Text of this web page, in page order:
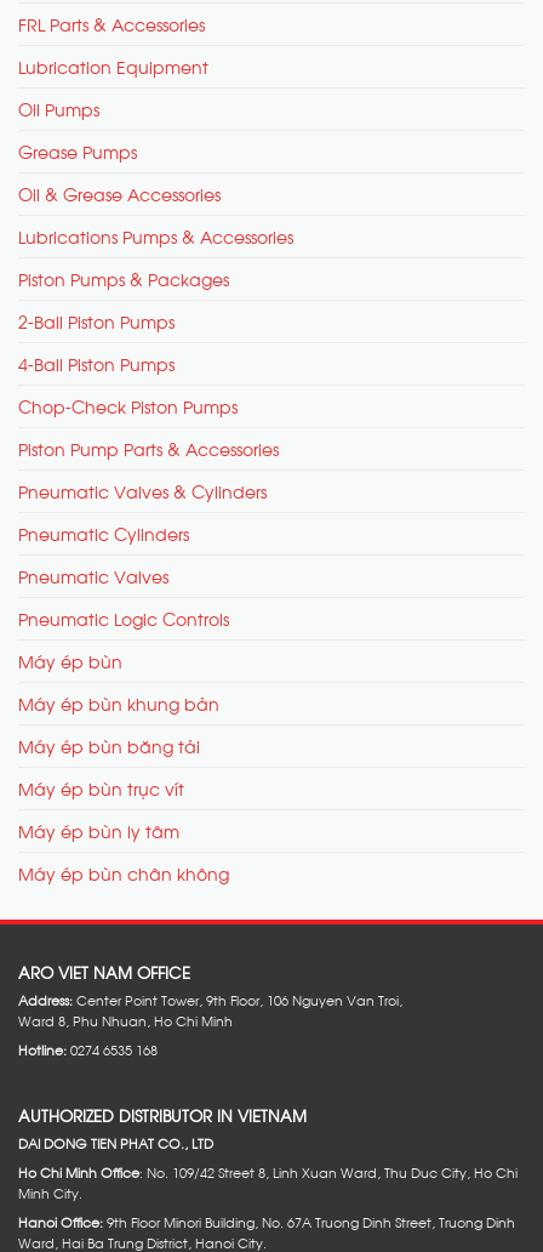
FRL Parts & Accessories
Lubrication Equipment
Oil Pumps
Grease Pumps
Oil & Grease Accessories
Lubrications Pumps & Accessories
Piston Pumps & Packages
2-Ball Piston Pumps
4-Ball Piston Pumps
Chop-Check Piston Pumps
Piston Pump Parts & Accessories
Pneumatic Valves & Cylinders
Pneumatic Cylinders
Pneumatic Valves
Pneumatic Logic Controls
Máy ép bùn
Máy ép bùn khung bản
Máy ép bùn băng tải
Máy ép bùn trục vít
Máy ép bùn ly tâm
Máy ép bùn chân không
ARO VIET NAM OFFICE
Address:Center Point Tower, 9th Floor, 106 Nguyen Van Troi,
Ward 8, Phu Nhuan, Ho Chi Minh
Hotline:0274 6535 168
AUTHORIZED DISTRIBUTOR IN VIETNAM
DAI DONG TIEN PHAT CO., LTD
Ho Chi Minh Office: No. 109/42 Street 8, Linh Xuan Ward, Thu Duc City, Ho Chi
Minh City.
Hanoi Office:9th Floor Minori Building, No. 67A Truong Dinh Street, Truong Dinh
Ward, Hai Ba Trung District, Hanoi City.